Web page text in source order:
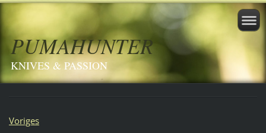
PUMAHUNTER
KNIVES & PASSION
Voriges